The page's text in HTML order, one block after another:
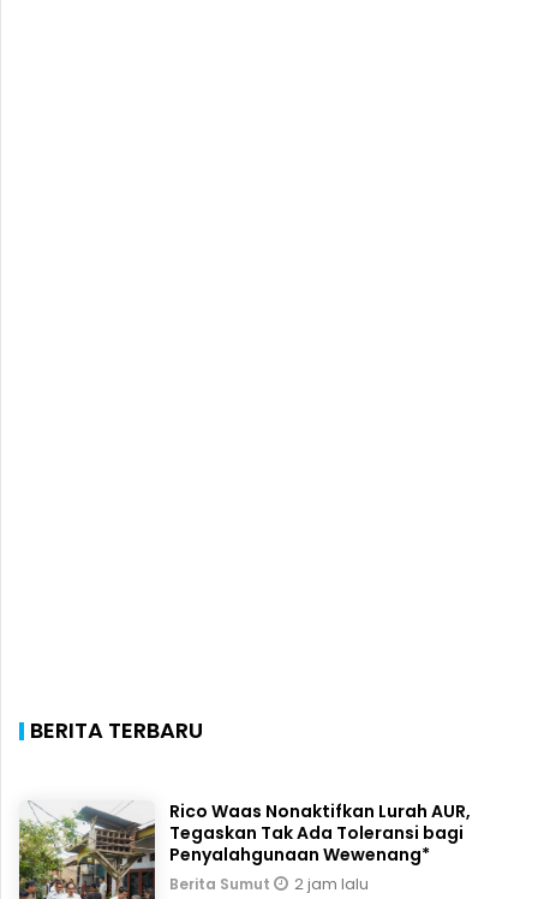
BERITA TERBARU
Rico Waas Nonaktifkan Lurah AUR,
Tegaskan Tak Ada Toleransi bagi
Penyalahgunaan Wewenang*
Berita Sumut 2 jam lalu